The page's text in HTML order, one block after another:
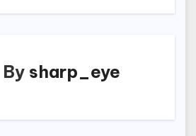
By sharp_eye